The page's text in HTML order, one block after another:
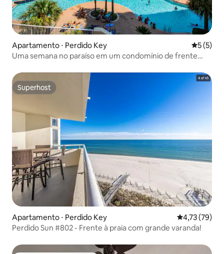
Apartamento ⋅ Perdido Key 5 de
5 (5)
Uma semana no paraíso em um condomínio de frente
Superhost
Superhost
Apartamento ⋅ Perdido Key 4,73 de uma
4,73 (79)
Perdido Sun #802 - Frente à praia com grande varanda!